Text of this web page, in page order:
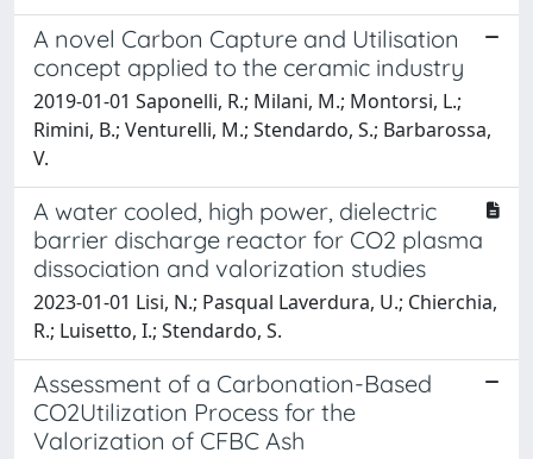
A novel Carbon Capture and Utilisation
concept applied to the ceramic industry
2019-01-01 Saponelli, R.; Milani, M.; Montorsi, L.;
Rimini, B.; Venturelli, M.; Stendardo, S.; Barbarossa,
V.
A water cooled, high power, dielectric
barrier discharge reactor for CO2 plasma
dissociation and valorization studies
2023-01-01 Lisi, N.; Pasqual Laverdura, U.; Chierchia,
R.; Luisetto, I.; Stendardo, S.
Assessment of a Carbonation-Based
CO2Utilization Process for the
Valorization of CFBC Ash